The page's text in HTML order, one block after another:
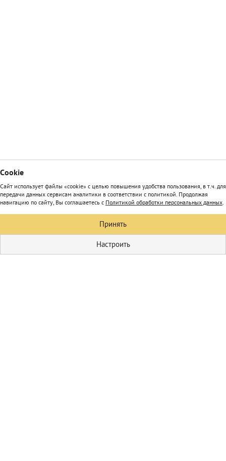
Сookie
Сайт использует файлы «cookie» с целью повышения удобства пользования, в т.ч. для
передачи данных сервисам аналитики в соответствии с политикой. Продолжая
навигацию по сайту, Вы соглашаетесь с Политикой обработки персональных данных.
Принять
Настроить